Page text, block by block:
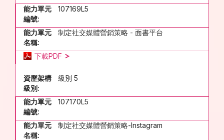
能力單元
編號:
107169L5
能力單元
名稱:
制定社交媒體營銷策略 - 面書平台
下載PDF
資歷架構
級別:
級別 5
能力單元
編號:
107170L5
能力單元
名稱:
制定社交媒體營銷策略-Instagram